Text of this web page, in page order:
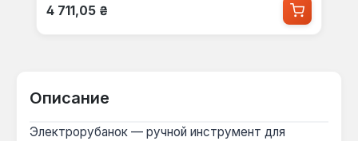
Обычная цена:
4 711,05 ₴
Описание
Электрорубанок — ручной инструмент для